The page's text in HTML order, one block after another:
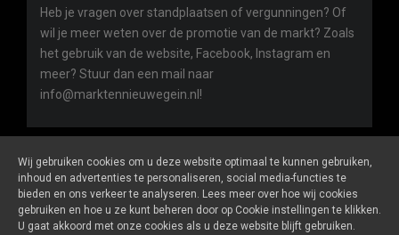
Heb je vragen over standplaatsen of vergunningen? Of
wil je meer weten over de promotie van de markt? Zoals
het gebruik van de website, Facebook, Instagram en
meer? Stuur dan een mail naar
info@marktennieuwegein.nl!
Marktennieuwegein.nlis een website van De Markt Online
ALGEMENE VOORWAARDEN
Wij gebruiken cookies om u deze website optimaal te kunnen gebruiken,
inhoud en advertenties te personaliseren, social media-functies te
bieden en ons verkeer te analyseren. Lees meer over hoe wij cookies
gebruiken en hoe u ze kunt beheren door op Cookie instellingen te klikken.
U gaat akkoord met onze cookies als u deze website blijft gebruiken.